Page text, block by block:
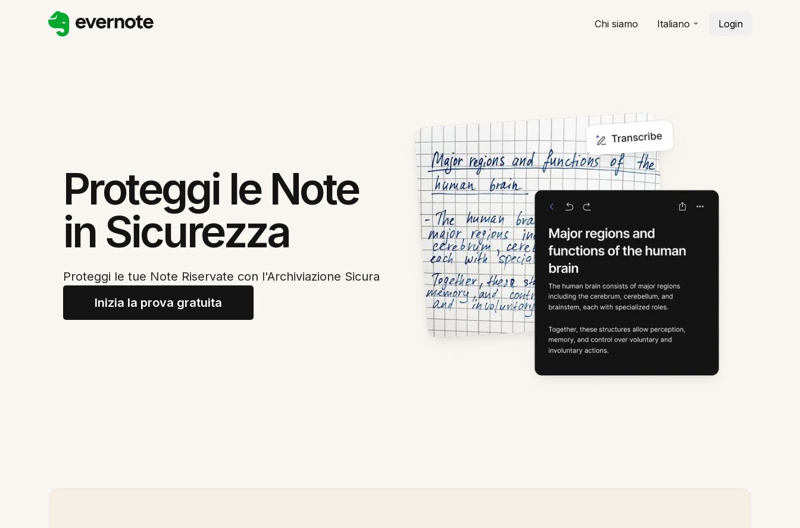
Chi siamo Italiano Login
Proteggi le Note
in Sicurezza
Proteggi le tue Note Riservate con l'Archiviazione Sicura
Inizia la prova gratuita